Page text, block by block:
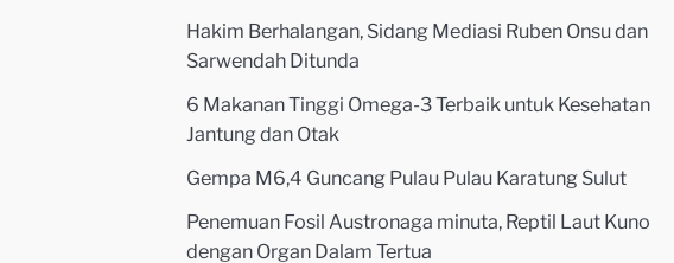
Hakim Berhalangan, Sidang Mediasi Ruben Onsu dan
Sarwendah Ditunda
6 Makanan Tinggi Omega-3 Terbaik untuk Kesehatan
Jantung dan Otak
Gempa M6,4 Guncang Pulau Pulau Karatung Sulut
Penemuan Fosil Austronaga minuta, Reptil Laut Kuno
dengan Organ Dalam Tertua